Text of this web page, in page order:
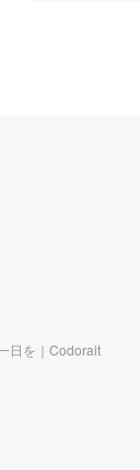
日を｜Codorait